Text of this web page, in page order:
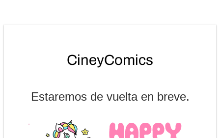
Estaremos de vuelta en breve.